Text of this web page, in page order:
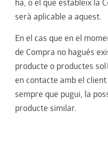
ha, o el que estableix la
serà aplicable a aquest.
En el cas que en el
de Compra no hagués
producte o productes
en contacte amb el
sempre que pugui, la
producte similar.